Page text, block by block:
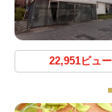
22,951ビュー